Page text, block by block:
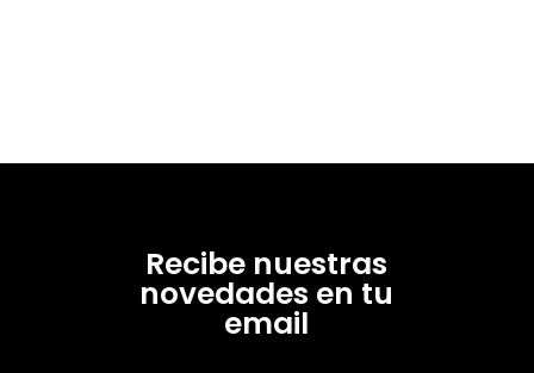
Recibe nuestras
novedades en tu
email